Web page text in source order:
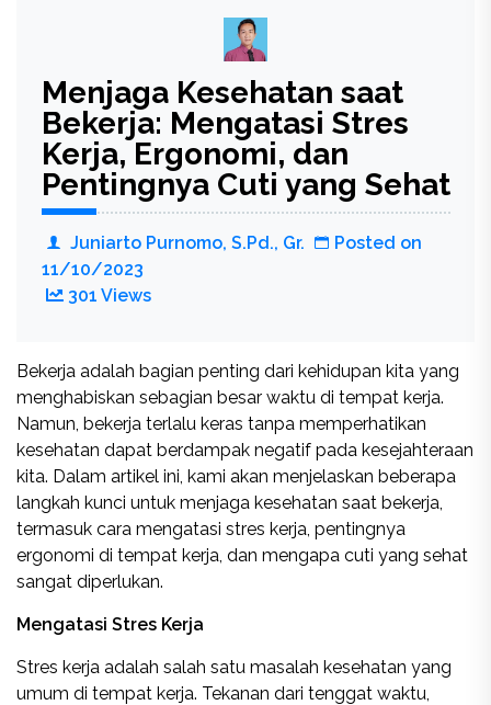
Menjaga Kesehatan saat
Bekerja: Mengatasi Stres
Kerja, Ergonomi, dan
Pentingnya Cuti yang Sehat
Juniarto Purnomo, S.Pd., Gr.
Posted on
11/10/2023
301 Views
Bekerja adalah bagian penting dari kehidupan kita yang
menghabiskan sebagian besar waktu di tempat kerja.
Namun, bekerja terlalu keras tanpa memperhatikan
kesehatan dapat berdampak negatif pada kesejahteraan
kita. Dalam artikel ini, kami akan menjelaskan beberapa
langkah kunci untuk menjaga kesehatan saat bekerja,
termasuk cara mengatasi stres kerja, pentingnya
ergonomi di tempat kerja, dan mengapa cuti yang sehat
sangat diperlukan.
Mengatasi Stres Kerja
Stres kerja adalah salah satu masalah kesehatan yang
umum di tempat kerja. Tekanan dari tenggat waktu,